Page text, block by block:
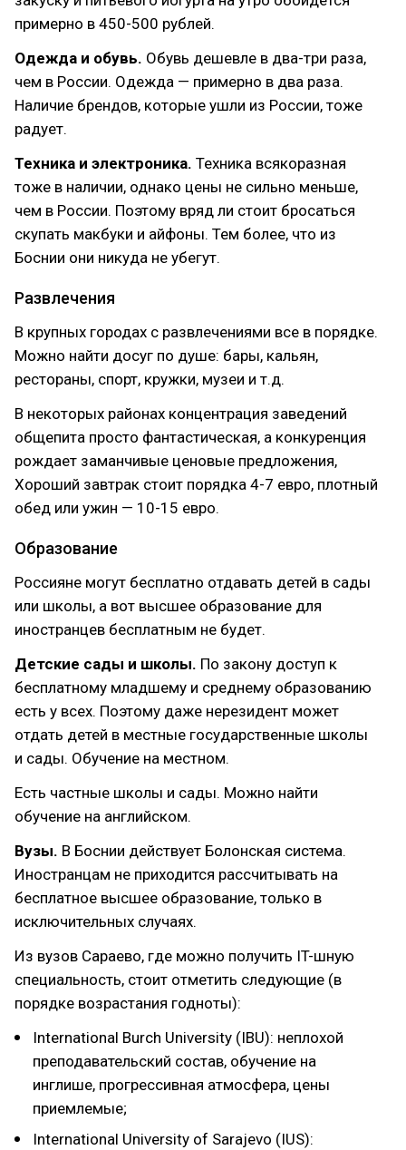
примерно в 450-500 рублей.
Одежда и обувь. Обувь дешевле в два-три раза,
чем в России. Одежда — примерно в два раза.
Наличие брендов, которые ушли из России, тоже
радует.
Техника и электроника. Техника всякоразная
тоже в наличии, однако цены не сильно меньше,
чем в России. Поэтому вряд ли стоит бросаться
скупать макбуки и айфоны. Тем более, что из
Боснии они никуда не убегут.
Развлечения
В крупных городах с развлечениями все в порядке.
Можно найти досуг по душе: бары, кальян,
рестораны, спорт, кружки, музеи и т.д.
В некоторых районах концентрация заведений
общепита просто фантастическая, а конкуренция
рождает заманчивые ценовые предложения,
Хороший завтрак стоит порядка 4-7 евро, плотный
обед или ужин — 10-15 евро.
Образование
Россияне могут бесплатно отдавать детей в сады
или школы, а вот высшее образование для
иностранцев бесплатным не будет.
Детские сады и школы. По закону доступ к
бесплатному младшему и среднему образованию
есть у всех. Поэтому даже нерезидент может
отдать детей в местные государственные школы
и сады. Обучение на местном.
Есть частные школы и сады. Можно найти
обучение на английском.
Вузы. В Боснии действует Болонская система.
Иностранцам не приходится рассчитывать на
бесплатное высшее образование, только в
исключительных случаях.
Из вузов Сараево, где можно получить IT-шную
специальность, стоит отметить следующие (в
порядке возрастания годноты):
International Burch University (IBU): неплохой
преподавательский состав, обучение на
инглише, прогрессивная атмосфера, цены
приемлемые;
International University of Sarajevo (IUS):